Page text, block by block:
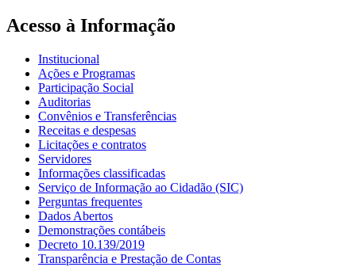
Acesso à Informação
Institucional
Ações e Programas
Participação Social
Auditorias
Convênios e Transferências
Receitas e despesas
Licitações e contratos
Servidores
Informações classificadas
Serviço de Informação ao Cidadão (SIC)
Perguntas frequentes
Dados Abertos
Demonstrações contábeis
Decreto 10.139/2019
Transparência e Prestação de Contas